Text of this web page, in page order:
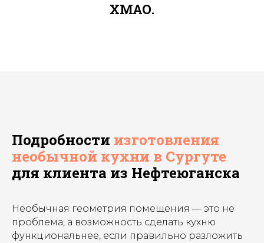
ХМАО.
Подробности изготовления
необычной кухни в Сургуте
для клиента из Нефтеюганска
Необычная геометрия помещения — это не
проблема, а возможность сделать кухню
функциональнее, если правильно разложить